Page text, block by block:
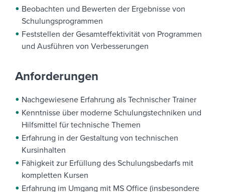
Beobachten und Bewerten der Ergebnisse von
Schulungsprogrammen
Feststellen der Gesamteffektivität von Programmen
und Ausführen von Verbesserungen
Anforderungen
Nachgewiesene Erfahrung als Technischer Trainer
Kenntnisse über moderne Schulungstechniken und
Hilfsmittel für technische Themen
Erfahrung in der Gestaltung von technischen
Kursinhalten
Fähigkeit zur Erfüllung des Schulungsbedarfs mit
kompletten Kursen
Erfahrung im Umgang mit MS Office (insbesondere